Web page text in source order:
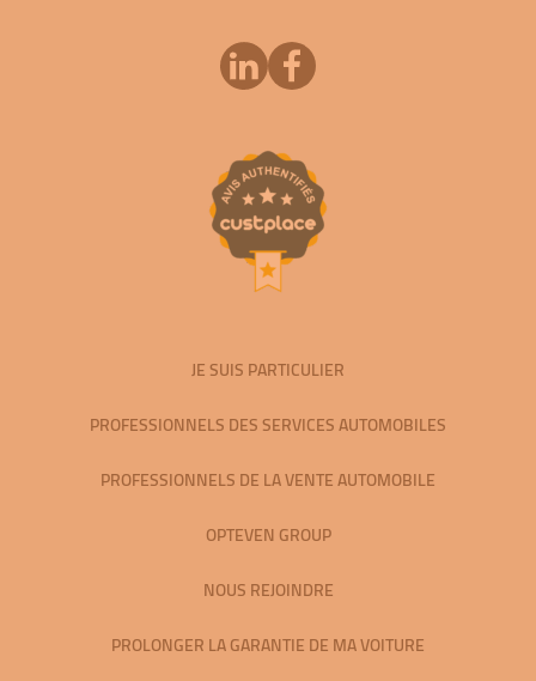
JE SUIS PARTICULIER
PROFESSIONNELS DES SERVICES AUTOMOBILES
PROFESSIONNELS DE LA VENTE AUTOMOBILE
OPTEVEN GROUP
NOUS REJOINDRE
PROLONGER LA GARANTIE DE MA VOITURE